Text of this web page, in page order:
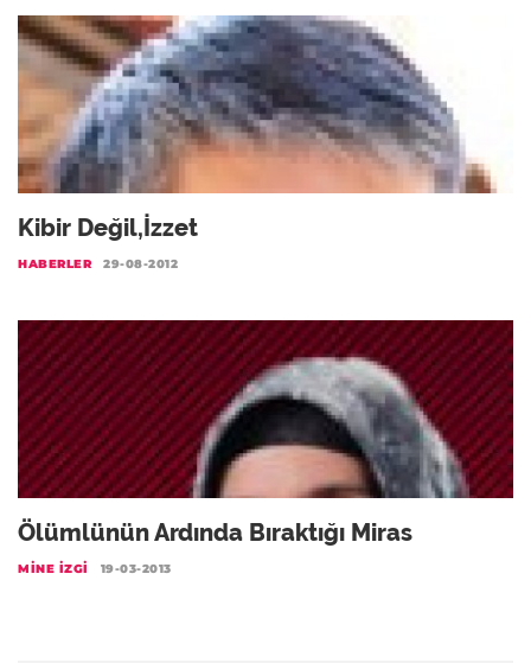
Kibir Değil,İzzet
HABERLER 29-08-2012
Ölümlünün Ardında Bıraktığı Miras
MINE İZGI 19-03-2013